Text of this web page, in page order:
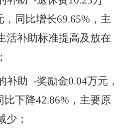
，同比增长69.65%，主
活补助标准提高及放在
；
补助 -奖励金0.04万元，
比下降42.86%，主要原
少 ；